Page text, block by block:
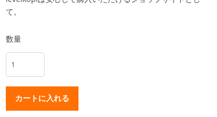
て。
数量